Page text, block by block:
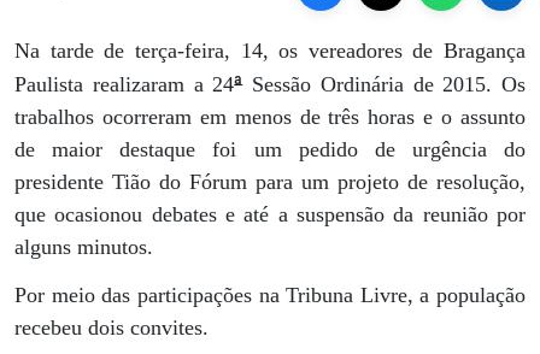
Na tarde de terça-feira, 14, os vereadores de Bragança
Paulista realizaram a 24ªSessão Ordinária de 2015. Os
trabalhos ocorreram em menos de três horas e o assunto
de maior destaque foi um pedido de urgência do
presidente Tião do Fórum para um projeto de resolução,
que ocasionou debates e até a suspensão da reunião por
alguns minutos.
Por meio das participações na Tribuna Livre, a população
recebeu dois convites.